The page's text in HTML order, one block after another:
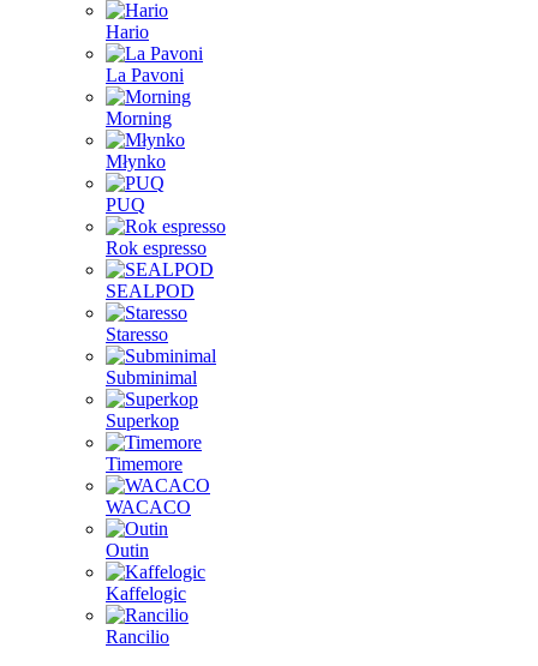
Hario
La Pavoni
Morning
Młynko
PUQ
Rok espresso
SEALPOD
Staresso
Subminimal
Superkop
Timemore
WACACO
Outin
Kaffelogic
Rancilio